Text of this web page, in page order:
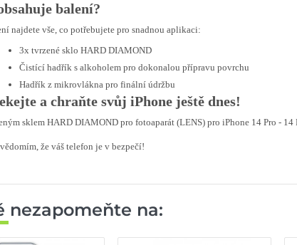
balení?
najdete vše, co potřebujete pro snadnou aplikaci:
3x tvrzené sklo HARD DIAMOND
Čistící hadřík s alkoholem pro dokonalou přípravu povrchu
Hadřík z mikrovlákna pro finální údržbu
a chraňte svůj iPhone ještě dnes!
sklem HARD DIAMOND pro fotoaparát (LENS) pro iPhone 14 Pro -
že váš telefon je v bezpečí!
nezapomeňte na: